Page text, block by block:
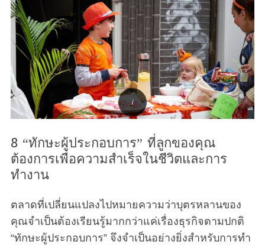
8 “ทักษะผู้ประกอบการ” ที่ลูกของคุณ
ต้องการเพื่อความสำเร็จในชีวิตและการ
ทำงาน
ตลาดที่เปลี่ยนแปลงไปหมายความว่าบุตรหลานของ
คุณจำเป็นต้องเรียนรู้มากกว่าแค่เรื่องธุรกิจตามปกติ
“ทักษะผู้ประกอบการ” จึงจำเป็นอย่างยิ่งสำหรับการทำ